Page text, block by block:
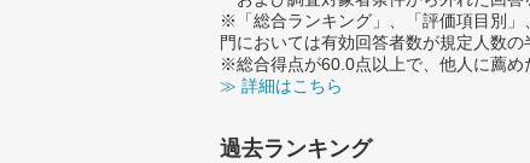
※「総合ランキング」、「評価項目別」
門においては有効回答者数が規定人数
※総合得点が60.0点以上で、他人に薦め
≫ 詳細はこちら
過去ランキング